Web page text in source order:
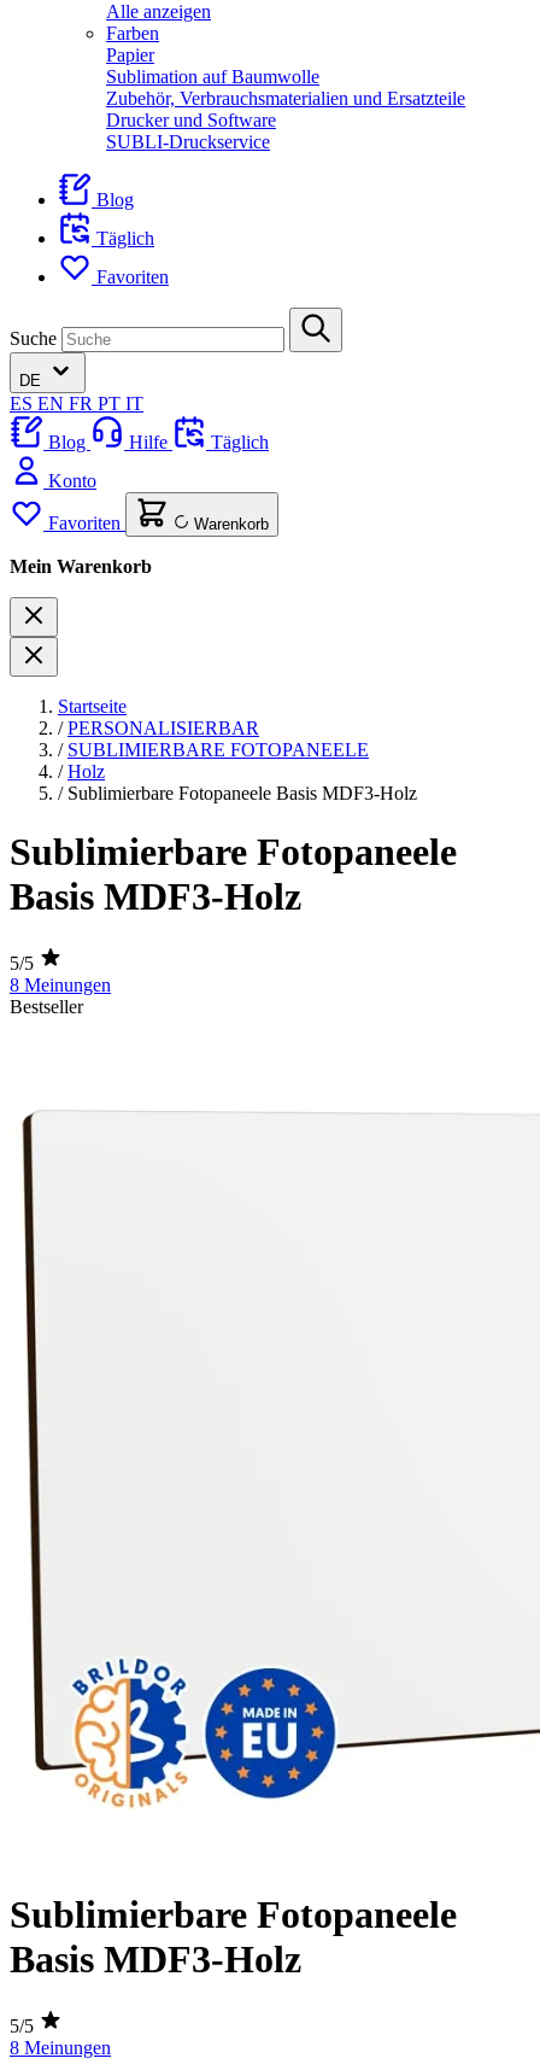
Alle anzeigen
Farben
Papier
Sublimation auf Baumwolle
Zubehör, Verbrauchsmaterialien und Ersatzteile
Drucker und Software
SUBLI-Druckservice
Blog
Täglich
Favoriten
Suche
DE
ES EN FR PT IT
Blog
Hilfe
Täglich
Konto
Favoriten Warenkorb
Mein Warenkorb
Startseite
/ PERSONALISIERBAR
/ SUBLIMIERBARE FOTOPANEELE
/ Holz
/ Sublimierbare Fotopaneele Basis MDF3-Holz
Sublimierbare Fotopaneele
Basis MDF3-Holz
5/5
8 Meinungen
Bestseller
Sublimierbare Fotopaneele
Basis MDF3-Holz
5/5
8 Meinungen